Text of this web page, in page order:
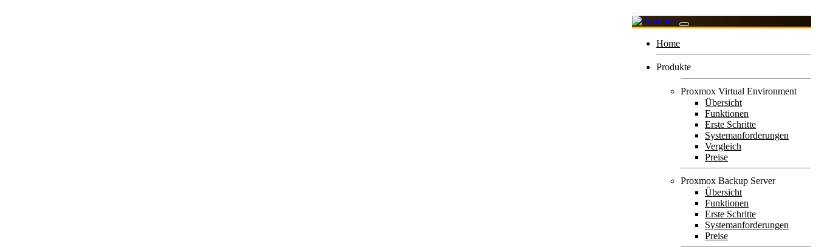
Home
Produkte
Proxmox Virtual Environment
Übersicht
Funktionen
Erste Schritte
Systemanforderungen
Vergleich
Preise
Proxmox Backup Server
Übersicht
Funktionen
Erste Schritte
Systemanforderungen
Preise